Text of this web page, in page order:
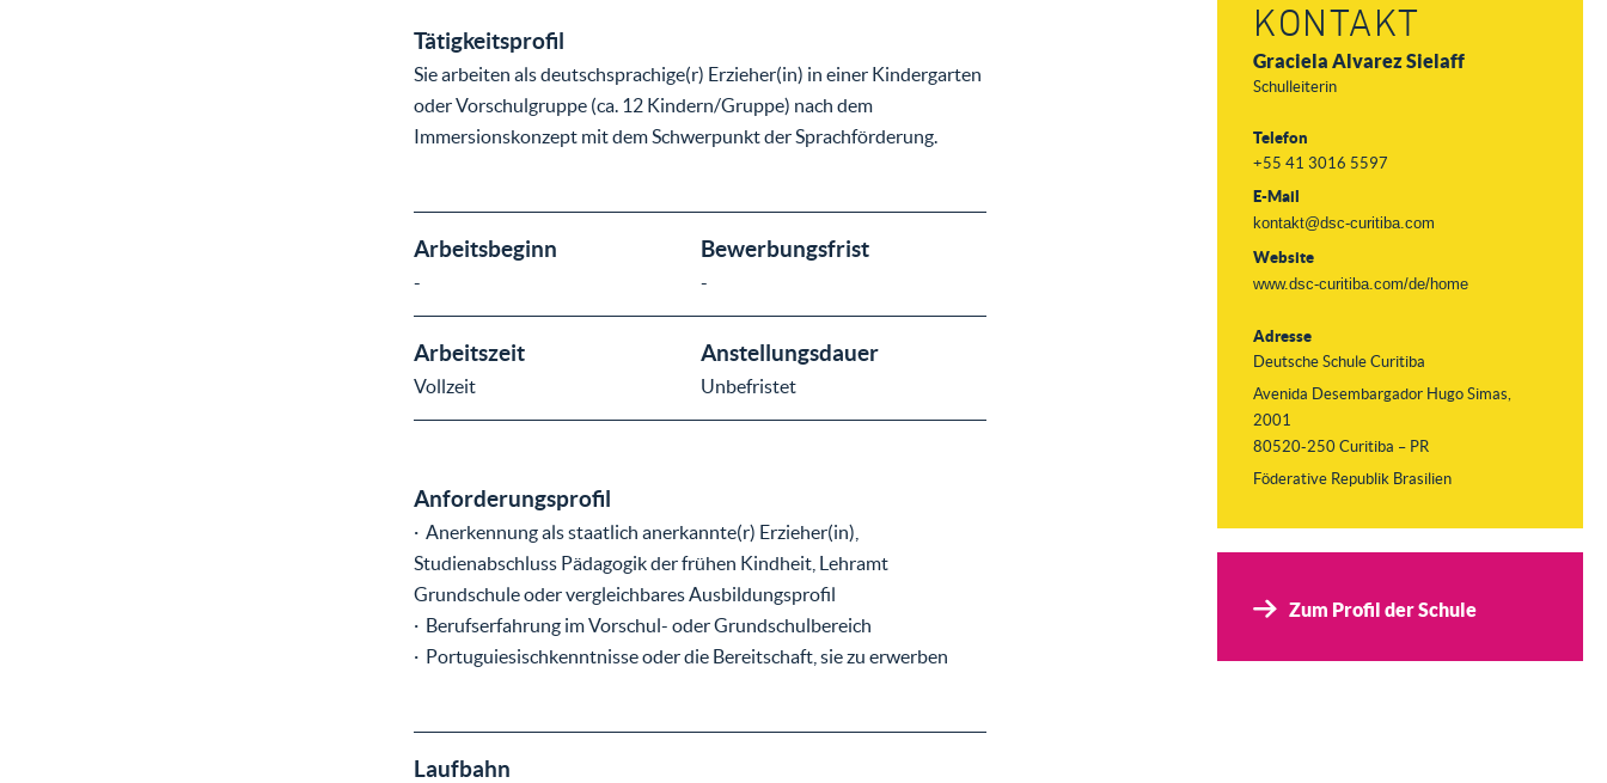
KONTAKT
Graciela Alvarez Sielaff
Schulleiterin
Telefon
+55 41 3016 5597
E-Mail
kontakt@dsc-curitiba.com
Website
www.dsc-curitiba.com/de/home
Adresse
Deutsche Schule Curitiba
Avenida Desembargador Hugo Simas,
2001
80520-250 Curitiba – PR
Föderative Republik Brasilien
Zum Profil der Schule
Tätigkeitsprofil
Sie arbeiten als deutschsprachige(r) Erzieher(in) in einer Kindergarten
oder Vorschulgruppe (ca. 12 Kindern/Gruppe) nach dem
Immersionskonzept mit dem Schwerpunkt der Sprachförderung.
Arbeitsbeginn
-
Bewerbungsfrist
-
Arbeitszeit
Vollzeit
Anstellungsdauer
Unbefristet
Anforderungsprofil
· Anerkennung als staatlich anerkannte(r) Erzieher(in),
Studienabschluss Pädagogik der frühen Kindheit, Lehramt
Grundschule oder vergleichbares Ausbildungsprofil
· Berufserfahrung im Vorschul- oder Grundschulbereich
· Portuguiesischkenntnisse oder die Bereitschaft, sie zu erwerben
Laufbahn